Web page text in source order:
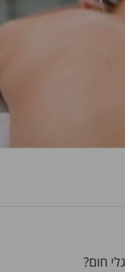
חום?